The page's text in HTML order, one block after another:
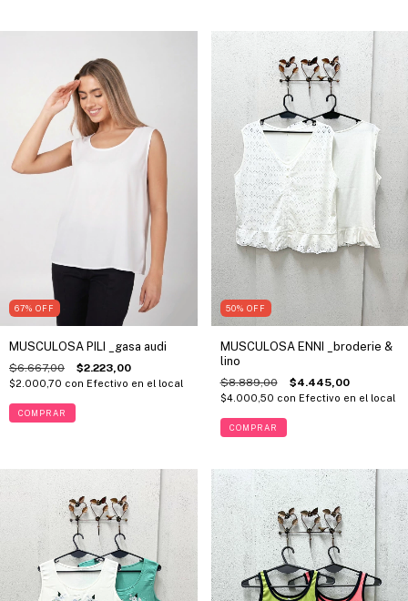
67% OFF
MUSCULOSA PILI _gasa audi
$6.667,00 $2.223,00
$2.000,70 con Efectivo en el local
COMPRAR
50% OFF
MUSCULOSA ENNI _broderie &
lino
$8.889,00 $4.445,00
$4.000,50 con Efectivo en el local
COMPRAR